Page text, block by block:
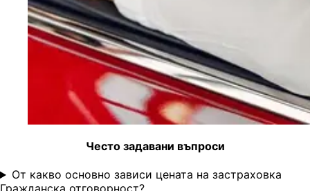
Често задавани въпроси
От какво основно зависи цената на застраховка